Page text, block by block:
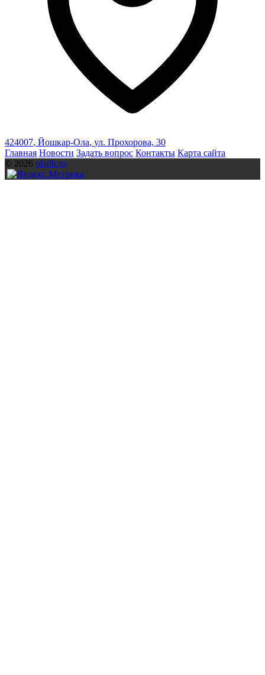
424007, Йошкар-Ола, ул. Прохорова, 30
Главная Новости Задать вопрос Контакты Карта сайта
© 2026 olalib.ru